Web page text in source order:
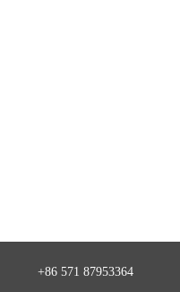
+86 571 87953364